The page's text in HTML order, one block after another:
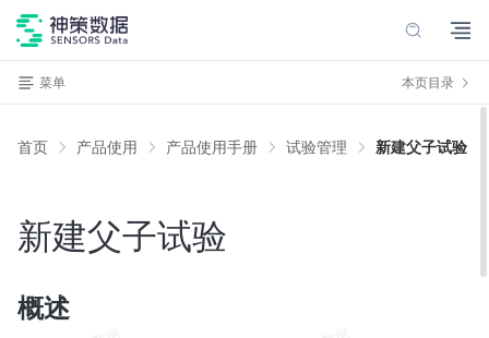
菜单 本页目录
首页 产品使用 产品使用手册 试验管理 新建父子试验
新建父子试验
概述